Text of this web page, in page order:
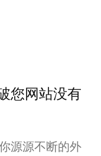
您网站没有
源源不断的外